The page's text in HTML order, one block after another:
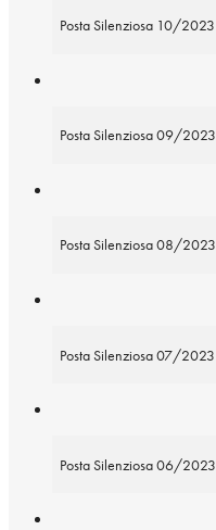
Posta Silenziosa 10/2023
Posta Silenziosa 09/2023
Posta Silenziosa 08/2023
Posta Silenziosa 07/2023
Posta Silenziosa 06/2023